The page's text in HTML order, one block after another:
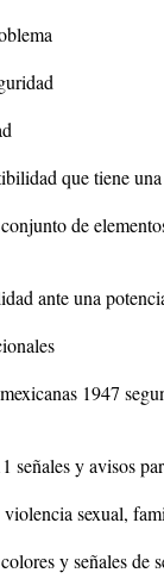
que tiene
de
ante una
1947
señales y avisos
sexual,
y señales de